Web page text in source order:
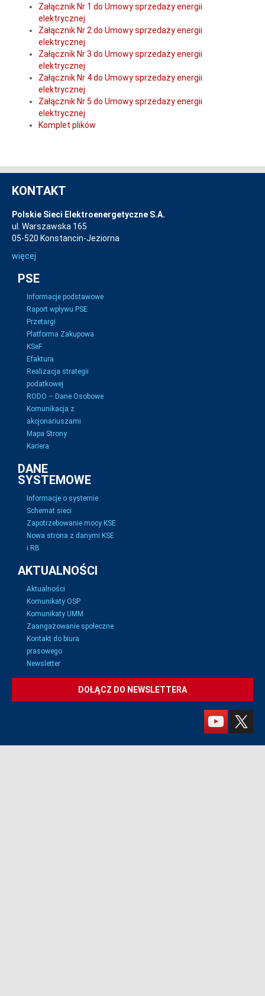
Załącznik Nr 1 do Umowy sprzedaży energii
elektrycznej
Załącznik Nr 2 do Umowy sprzedaży energii
elektrycznej
Załącznik Nr 3 do Umowy sprzedaży energii
elektrycznej
Załącznik Nr 4 do Umowy sprzedaży energii
elektrycznej
Załącznik Nr 5 do Umowy sprzedaży energii
elektrycznej
Komplet plików
KONTAKT
Polskie Sieci Elektroenergetyczne S.A.
ul. Warszawska 165
05-520 Konstancin-Jeziorna
więcej
PSE
Informacje podstawowe
Raport wpływu PSE
Przetargi
Platforma Zakupowa
KSeF
Efaktura
Realizacja strategii
podatkowej
RODO – Dane Osobowe
Komunikacja z
akcjonariuszami
Mapa Strony
Kariera
DANE
SYSTEMOWE
Informacje o systemie
Schemat sieci
Zapotrzebowanie mocy KSE
Nowa strona z danymi KSE
i RB
AKTUALNOŚCI
Aktualności
Komunikaty OSP
Komunikaty UMM
Zaangażowanie społeczne
Kontakt do biura
prasowego
Newsletter
DOŁĄCZ DO NEWSLETTERA